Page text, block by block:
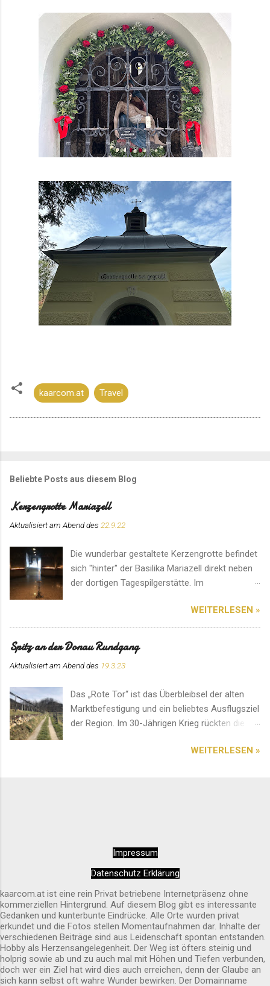
kaarcom.at Travel
Beliebte Posts aus diesem Blog
Kerzengrotte Mariazell
Aktualisiert am Abend des 22.9.22
Die wunderbar gestaltete Kerzengrotte befindet
sich "hinter" der Basilika Mariazell direkt neben
der dortigen Tagespilgerstätte. Im
angefertigte Kerzen erworben werden. Hier
herrscht eine ganz besondere Atmosphäre. Ein
Platz für ein Gebet im stillen Gedenken.
WEITERLESEN »
Spitz an der Donau Rundgang
Aktualisiert am Abend des 19.3.23
Das „Rote Tor“ ist das Überbleibsel der alten
Marktbefestigung und ein beliebtes Ausflugsziel
der Region. Im 30-Jährigen Krieg rückten die
diesem Ort ein erbitterter und blutiger Kampf.
sehr entspannend und rundherum harmonisch.
Alles wirkt sehr sauber und liebevoll gepflegt.
Außen ist sie schon von Weitem erkennbar.
WEITERLESEN »
Impressum
Datenschutz Erklärung
kaarcom.at ist eine rein Privat betriebene Internetpräsenz ohne
kommerziellen Hintergrund. Auf diesem Blog gibt es interessante
Gedanken und kunterbunte Eindrücke. Alle Orte wurden privat
erkundet und die Fotos stellen Momentaufnahmen dar. Inhalte der
verschiedenen Beiträge sind aus Leidenschaft spontan entstanden.
Hobby als Herzensangelegenheit. Der Weg ist öfters steinig und
holprig sowie ab und zu auch mal mit Höhen und Tiefen verbunden,
doch wer ein Ziel hat wird dies auch erreichen, denn der Glaube an
sich kann selbst oft wahre Wunder bewirken. Der Domainname